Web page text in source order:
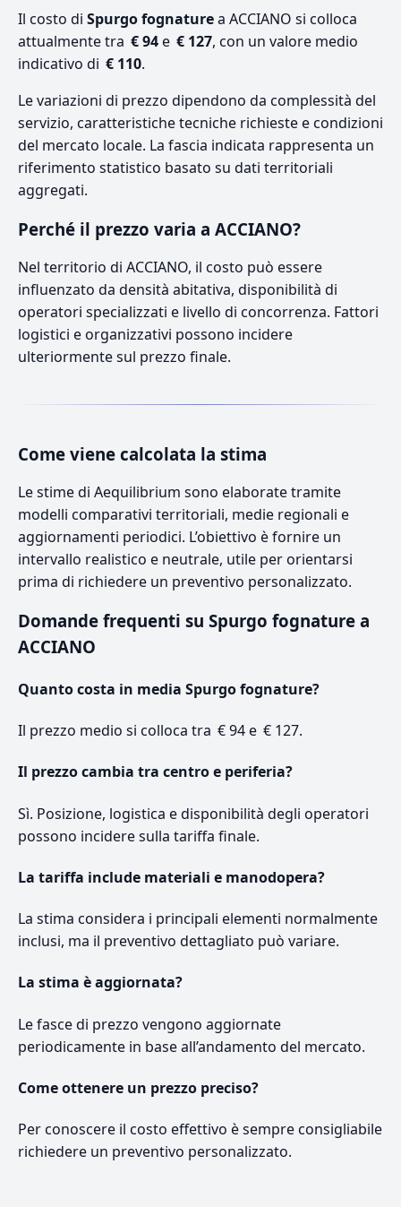
Il costo di Spurgo fognaturea ACCIANO si colloca
attualmente tra € 94e € 127, con un valore medio
indicativo di € 110.
Le variazioni di prezzo dipendono da complessità del
servizio, caratteristiche tecniche richieste e condizioni
del mercato locale. La fascia indicata rappresenta un
riferimento statistico basato su dati territoriali
aggregati.
Perché il prezzo varia a ACCIANO?
Nel territorio di ACCIANO, il costo può essere
influenzato da densità abitativa, disponibilità di
operatori specializzati e livello di concorrenza. Fattori
logistici e organizzativi possono incidere
ulteriormente sul prezzo finale.
Come viene calcolata la stima
Le stime di Aequilibrium sono elaborate tramite
modelli comparativi territoriali, medie regionali e
aggiornamenti periodici. L’obiettivo è fornire un
intervallo realistico e neutrale, utile per orientarsi
prima di richiedere un preventivo personalizzato.
Domande frequenti su Spurgo fognature a
ACCIANO
Quanto costa in media Spurgo fognature?
Il prezzo medio si colloca tra € 94 e € 127.
Il prezzo cambia tra centro e periferia?
Sì. Posizione, logistica e disponibilità degli operatori
possono incidere sulla tariffa finale.
La tariffa include materiali e manodopera?
La stima considera i principali elementi normalmente
inclusi, ma il preventivo dettagliato può variare.
La stima è aggiornata?
Le fasce di prezzo vengono aggiornate
periodicamente in base all’andamento del mercato.
Come ottenere un prezzo preciso?
Per conoscere il costo effettivo è sempre consigliabile
richiedere un preventivo personalizzato.